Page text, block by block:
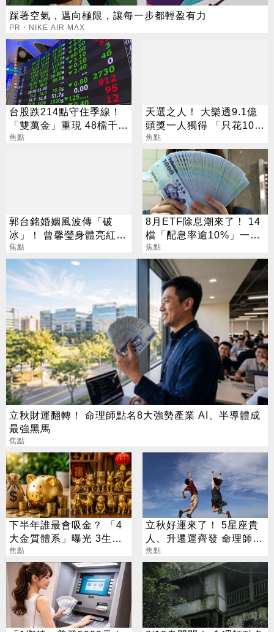
踩著空氣，邁向極限，讓每一步都輕盈有力
PR・NIKE AIR MAX
台股跌214點守住季線！
「雙萬金」重現 48檔千金
股撐盤
焦點
天選之人！ 大樂透9.1億
頭獎一人獨得 「只花100
元」買法曝光
焦點
郭台銘婚姻風波傳「破
冰」！ 曾馨瑩身體亮紅燈
18年婚姻驚傳出現轉機
焦點
8月ETF除息潮來了！ 14
檔「配息率逾10%」一次
看
焦點
立秋財運翻轉！ 命理師點名8大強勢產業 AI、半導體成
最強黑馬
焦點
下半年誰最會吸金？ 「4
大金質體系」曝光 3生肖
偏財旺到「錢自己找上
門」
焦點
立秋好運來了！ 5星座貴
人、升遷運齊發 命理師：
把握黃金轉運期
焦點